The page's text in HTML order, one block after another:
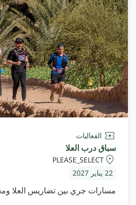
الفعاليات
سباق درب العلا
PLEASE_SELECT
22 يناير 2027
مسارات جري بين تضاريس العلا